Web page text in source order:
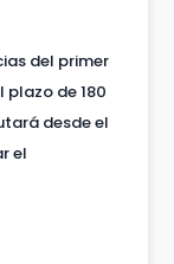
del primer
de 180
desde el
el